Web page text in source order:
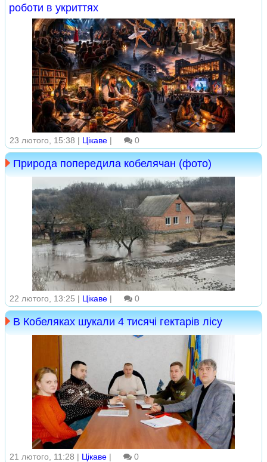
роботи в укриттях
23 лютого, 15:38 | Цікаве | 0
Природа попередила кобелячан (фото)
22 лютого, 13:25 | Цікаве | 0
В Кобеляках шукали 4 тисячі гектарів лісу
21 лютого, 11:28 | Цікаве | 0